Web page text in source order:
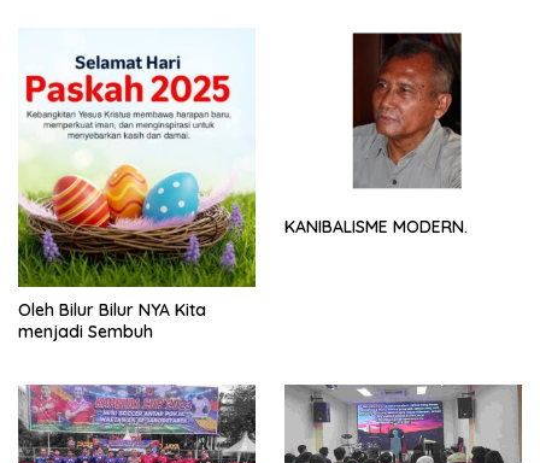
Oleh Bilur Bilur NYA Kita
menjadi Sembuh
KANIBALISME MODERN.